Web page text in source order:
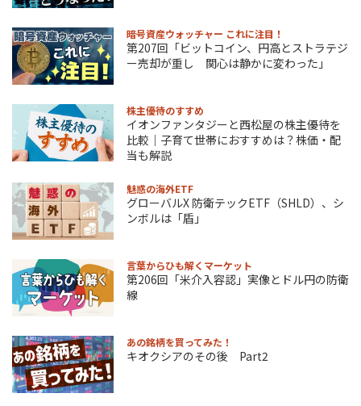
暗号資産ウォッチャー これに注目！
第207回「ビットコイン、円高とストラテジ
ー売却が重し 関心は静かに変わった」
株主優待のすすめ
イオンファンタジーと西松屋の株主優待を
比較｜子育て世帯におすすめは？株価・配
当も解説
魅惑の海外ETF
グローバルX 防衛テックETF（SHLD）、シ
ンボルは「盾」
言葉からひも解くマーケット
第206回「米介入容認」実像とドル円の防衛
線
あの銘柄を買ってみた！
キオクシアのその後 Part2